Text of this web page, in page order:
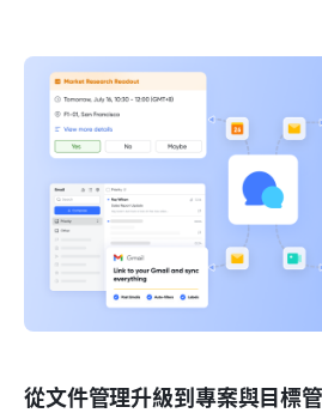
從文件管理升級到專案與目標